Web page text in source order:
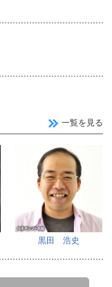
一覧を見る
黒田 浩史